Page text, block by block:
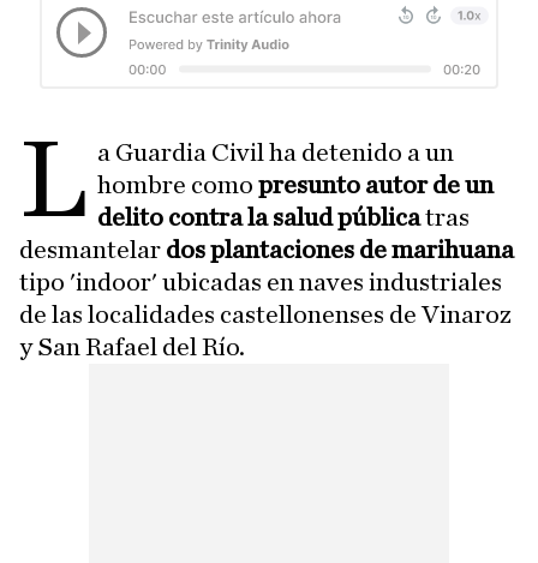
L a Guardia Civil ha detenido a un
hombre comopresunto autor de un
delito contra la salud públicatras
desmantelar dos plantaciones de marihuana
tipo 'indoor' ubicadas en naves industriales
de las localidades castellonenses de Vinaroz
y San Rafael del Río.